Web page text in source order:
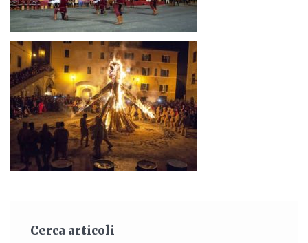
Cerca articoli